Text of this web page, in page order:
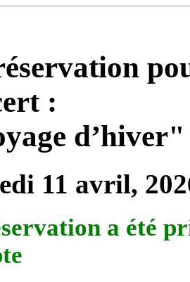
:
d’hiver"
11 avril,
a été